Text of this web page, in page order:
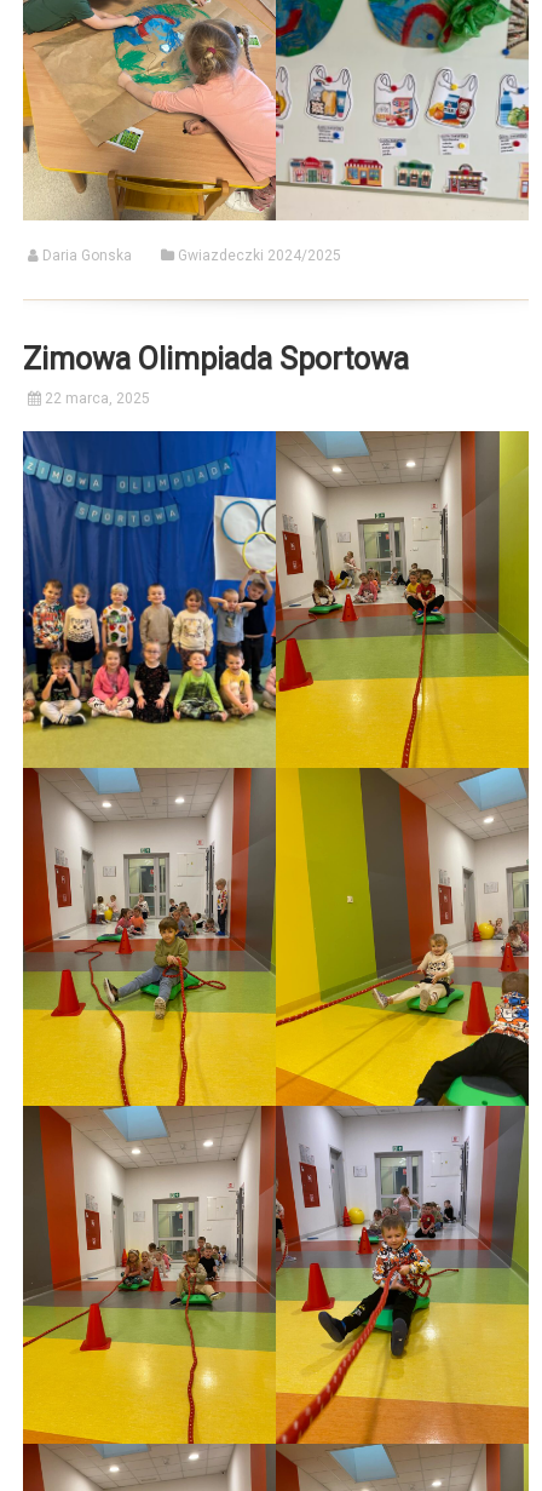
Daria Gonska Gwiazdeczki 2024/2025
Zimowa Olimpiada Sportowa
22 marca, 2025